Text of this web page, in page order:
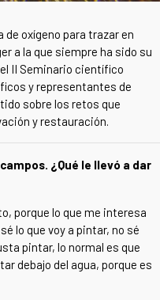
oxígeno para trazar en
a la que siempre ha sido su
II Seminario científico
y representantes de
sobre los retos que
y restauración.
¿Qué le llevó a dar
porque lo que me interesa
lo que voy a pintar, no sé
pintar, lo normal es que
debajo del agua, porque es